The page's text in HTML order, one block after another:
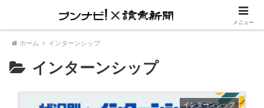
内定に一歩リード『就活進め方ガイド』
ホーム インターンシップ
インターンシップ
インターンシップ
メニュー